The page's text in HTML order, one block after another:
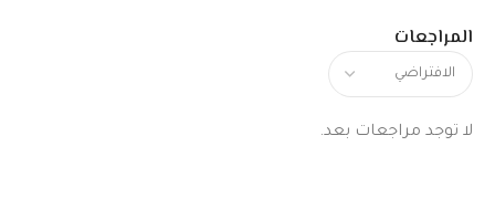
المراجعات
لا توجد مراجعات بعد.